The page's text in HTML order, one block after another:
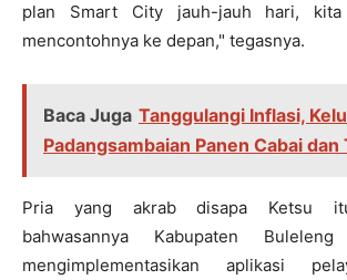
plan Smart City jauh-jauh hari, kita
mencontohnya ke depan," tegasnya.
Baca Juga Tanggulangi Inflasi,
Padangsambaian Panen Cabai dan
Pria yang akrab disapa Ketsu
bahwasannya Kabupaten
mengimplementasikan aplikasi